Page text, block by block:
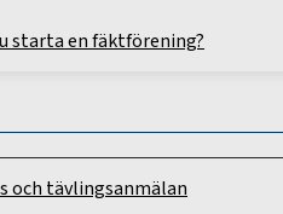
starta en fäktförening?
och tävlingsanmälan